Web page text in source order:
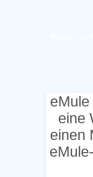
eine
einen